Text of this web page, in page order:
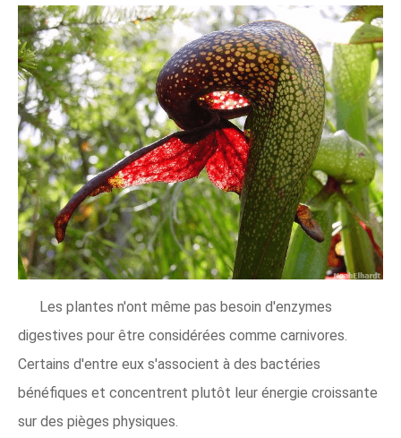
Les plantes n'ont même pas besoin d'enzymes
digestives pour être considérées comme carnivores.
Certains d'entre eux s'associent à des bactéries
bénéfiques et concentrent plutôt leur énergie croissante
sur des pièges physiques.